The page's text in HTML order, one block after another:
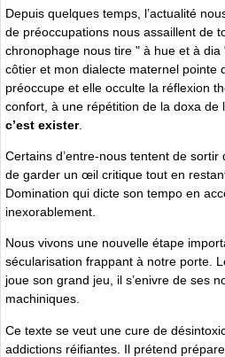
Depuis quelques temps, l’actualité
de préoccupations nous assaillent de
chronophage nous tire " à hue et à dia
côtier et mon dialecte maternel pointe
préoccupe et elle occulte la réflexion
confort, à une répétition de la doxa de
c’est exister.
Certains d’entre-nous tentent de
de garder un œil critique tout en
Domination qui dicte son tempo en
inexorablement.
Nous vivons une nouvelle étape
sécularisation frappant à notre porte.
joue son grand jeu, il s’enivre de ses
machiniques.
Ce texte se veut une cure de
addictions réifiantes. Il prétend